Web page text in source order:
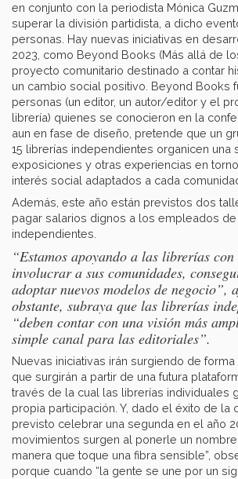
en conjunto con la periodista Mónica
superar la división partidista, a dicho
personas. Hay nuevas iniciativas en
2023, como Beyond Books (Más allá de
proyecto comunitario destinado a contar
un cambio social positivo. Beyond Books
personas (un editor, un autor/editor y el
librería) quienes se conocieron en la
aun en fase de diseño, pretende que un
15 librerías independientes organicen una
exposiciones y otras experiencias en
interés social adaptados a cada
Además, este año están previstos dos
pagar salarios dignos a los empleados
independientes.
“Estamos apoyando a las librerías con
involucrar a sus comunidades,
adoptar nuevos modelos de negocio”,
obstante, subraya que las librerías
“deben contar con una visión más
simple canal para las editoriales”.
Nuevas iniciativas irán surgiendo de forma
que surgirán a partir de una futura
través de la cual las librerías individuales
propia participación. Y, dado el éxito de la
previsto celebrar una segunda en el año
movimientos surgen al ponerle un
manera que toque una fibra sensible”,
porque cuando “la gente se une por un